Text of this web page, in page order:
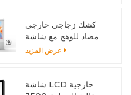
كشك زجاجي خارجي
مضاد للوهج مع شاشة
متعددة اللمس
عرض المزيد
شاشة LCD خارجية